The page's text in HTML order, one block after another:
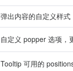
弹出内容的自定义样式
自定义 popper 选项，
Tooltip 可用的